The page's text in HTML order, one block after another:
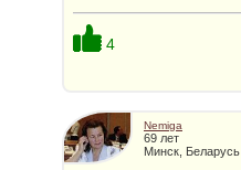
4
Nemiga
69 лет
Минск, Беларусь